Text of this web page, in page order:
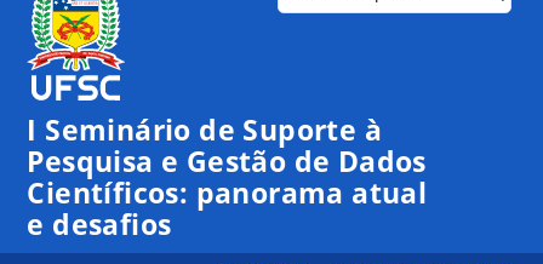
Participe
Canais
I Seminário de Suporte à
Pesquisa e Gestão de Dados
Científicos: panorama atual
e desafios